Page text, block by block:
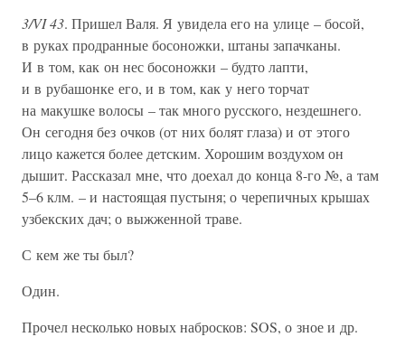
3/VI 43. Пришел Валя. Я увидела его на улице – босой,
в руках продранные босоножки, штаны запачканы.
И в том, как он нес босоножки – будто лапти,
и в рубашонке его, и в том, как у него торчат
на макушке волосы – так много русского, нездешнего.
Он сегодня без очков (от них болят глаза) и от этого
лицо кажется более детским. Хорошим воздухом он
дышит. Рассказал мне, что доехал до конца 8-го №, а там
5–6 клм. – и настоящая пустыня; о черепичных крышах
узбекских дач; о выжженной траве.
С кем же ты был?
Один.
Прочел несколько новых набросков: SOS, о зное и др.